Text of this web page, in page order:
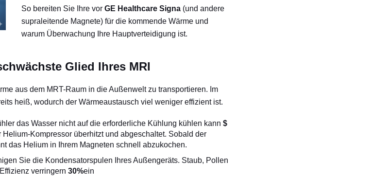
So bereiten Sie Ihre vorGE Healthcare Signa (und andere
supraleitende Magnete) für die kommende Wärme und
warum Überwachung Ihre Hauptverteidigung ist.
Glied Ihres MRI
aus dem MRT-Raum in die Außenwelt zu transportieren. Im
heiß, wodurch der Wärmeaustausch viel weniger effizient ist.
das Wasser nicht auf die erforderliche Kühlung kühlen kann $
Helium-Kompressor überhitzt und abgeschaltet. Sobald der
das Helium in Ihrem Magneten schnell abzukochen.
Sie die Kondensatorspulen Ihres Außengeräts. Staub, Pollen
verringern 30%ein